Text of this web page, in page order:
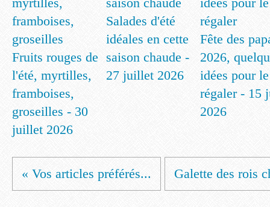
Fruits rouges de
l'été, myrtilles,
framboises,
groseilles - 30
juillet 2026
Salades d'été
idéales en cette
saison chaude -
27 juillet 2026
Fête des
2026,
idées pour le
régaler - 15
2026
« Vos articles préférés... Galette des rois